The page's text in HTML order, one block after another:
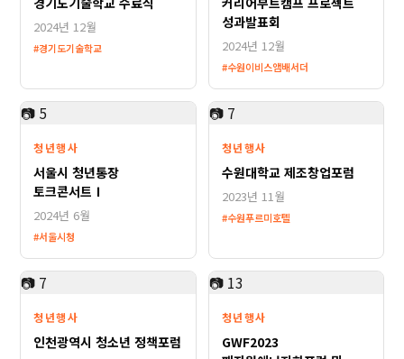
클릭하거나 이미지를 드래그하세요
제목*
날짜 *
카테고리
2024년 12월
#경기도기술학교
성과발표회
2024년 12월
#수원이비스앰배서더
📷 5
청년행사
서울시 청년통장
토크콘서트Ⅰ
2024년 6월
#서울시청
📷 7
청년행사
수원대학교 제조창업포럼
2023년 11월
#수원푸르미호텔
📷 7
청년행사
인천광역시 청소년 정책포럼
📷 13
청년행사
GWF2023